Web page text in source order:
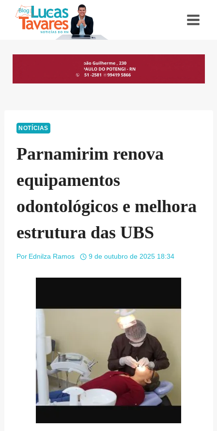
NOTÍCIAS
Parnamirim renova
equipamentos
odontológicos e melhora
estrutura das UBS
Por Ednilza Ramos 9 de outubro de 2025 18:34